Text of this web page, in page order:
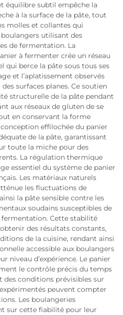
équilibre subtil empêche la
à la surface de la pâte, tout
molles et collantes qui
utilisant des
de fermentation. La
à fermenter crée un réseau
qui berce la pâte sous tous ses
et l’aplatissement observés
surfaces planes. Ce soutien
structurelle de la pâte pendant
aux réseaux de gluten de se
en conservant la forme
effilochée du panier
de la pâte, garantissant
toute la miche pour des
La régulation thermique
essentiel du système de panier
Les matériaux naturels
les fluctuations de
la pâte sensible contre les
soudains susceptibles de
Cette stabilité
des résultats constants,
de la cuisine, rendant ainsi
accessible aux boulangers
niveau d’expérience. Le panier
le contrôle précis du temps
conditions prévisibles sur
peuvent compter
Les boulangeries
sur cette fiabilité pour leur